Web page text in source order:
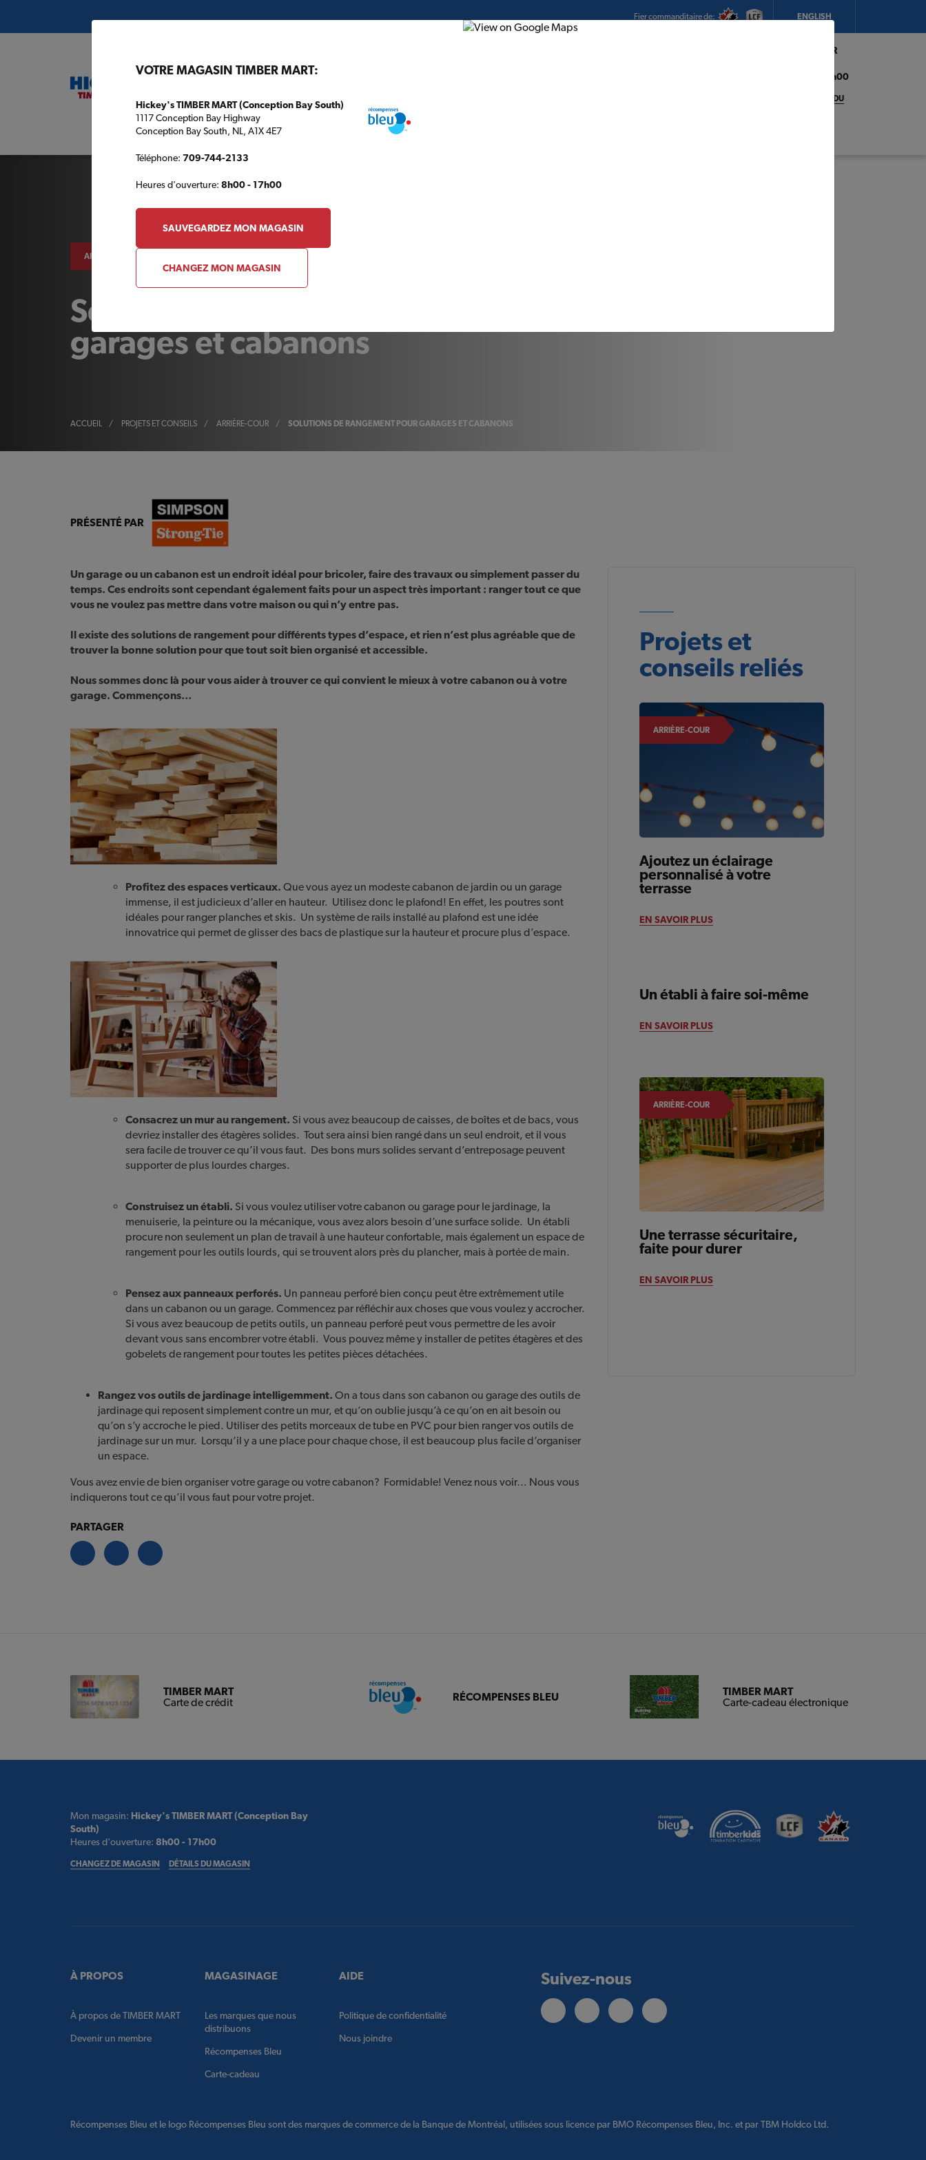
Fier commanditaire de: ENGLISH
Hickey's TIMBER
8h00 - 17h00
DÉTAILS DU
Plans de construction
ARRIÈRE-COUR
Solutions de rangement pour
garages et cabanons
ACCUEIL / PROJETS ET CONSEILS / ARRIÈRE-COUR / SOLUTIONS DE RANGEMENT POUR GARAGES ET CABANONS
PRÉSENTÉ PAR
Un garage ou un cabanon est un endroit idéal pour bricoler, faire des travaux ou simplement passer du
temps. Ces endroits sont cependant également faits pour un aspect très important : ranger tout ce que
vous ne voulez pas mettre dans votre maison ou qui n’y entre pas.
Il existe des solutions de rangement pour différents types d’espace, et rien n’est plus agréable que de
trouver la bonne solution pour que tout soit bien organisé et accessible.
Nous sommes donc là pour vous aider à trouver ce qui convient le mieux à votre cabanon ou à votre
garage. Commençons…
Profitez des espaces verticaux. Que vous ayez un modeste cabanon de jardin ou un garage
immense, il est judicieux d’aller en hauteur. Utilisez donc le plafond! En effet, les poutres sont
idéales pour ranger planches et skis. Un système de rails installé au plafond est une idée
innovatrice qui permet de glisser des bacs de plastique sur la hauteur et procure plus d’espace.
Consacrez un mur au rangement. Si vous avez beaucoup de caisses, de boîtes et de bacs, vous
devriez installer des étagères solides. Tout sera ainsi bien rangé dans un seul endroit, et il vous
sera facile de trouver ce qu’il vous faut. Des bons murs solides servant d’entreposage peuvent
supporter de plus lourdes charges.
Construisez un établi. Si vous voulez utiliser votre cabanon ou garage pour le jardinage, la
menuiserie, la peinture ou la mécanique, vous avez alors besoin d’une surface solide. Un établi
procure non seulement un plan de travail à une hauteur confortable, mais également un espace de
rangement pour les outils lourds, qui se trouvent alors près du plancher, mais à portée de main.
Pensez aux panneaux perforés. Un panneau perforé bien conçu peut être extrêmement utile
dans un cabanon ou un garage. Commencez par réfléchir aux choses que vous voulez y accrocher.
Si vous avez beaucoup de petits outils, un panneau perforé peut vous permettre de les avoir
devant vous sans encombrer votre établi. Vous pouvez même y installer de petites étagères et des
gobelets de rangement pour toutes les petites pièces détachées.
Rangez vos outils de jardinage intelligemment. On a tous dans son cabanon ou garage des outils de
jardinage qui reposent simplement contre un mur, et qu’on oublie jusqu’à ce qu’on en ait besoin ou
qu’on s’y accroche le pied. Utiliser des petits morceaux de tube en PVC pour bien ranger vos outils de
jardinage sur un mur. Lorsqu’il y a une place pour chaque chose, il est beaucoup plus facile d’organiser
un espace.
Vous avez envie de bien organiser votre garage ou votre cabanon? Formidable! Venez nous voir… Nous vous
indiquerons tout ce qu’il vous faut pour votre projet.
PARTAGER
Projets et
conseils reliés
ARRIÈRE-COUR
Ajoutez un éclairage
personnalisé à votre
terrasse
EN SAVOIR PLUS
ARRIÈRE-COUR
Un établi à faire soi-même
EN SAVOIR PLUS
ARRIÈRE-COUR
Une terrasse sécuritaire,
faite pour durer
EN SAVOIR PLUS
VOTRE MAGASIN TIMBER MART:
Hickey's TIMBER MART (Conception Bay South)
1117 Conception Bay Highway
Conception Bay South, NL, A1X 4E7
Téléphone: 709-744-2133
Heures d'ouverture: 8h00 - 17h00
SAUVEGARDEZ MON MAGASIN
CHANGEZ MON MAGASIN
TIMBER MART
Carte de crédit
RÉCOMPENSES BLEU
TIMBER MART
Carte-cadeau électronique
Mon magasin: Hickey's TIMBER MART (Conception Bay
South)
Heures d'ouverture: 8h00 - 17h00
CHANGEZ DE MAGASIN DÉTAILS DU MAGASIN
À PROPOS
À propos de TIMBER MART
Devenir un membre
MAGASINAGE
Les marques que nous
distribuons
Récompenses Bleu
Carte-cadeau
AIDE
Politique de confidentialité
Nous joindre
Suivez-nous
Récompenses Bleu et le logo Récompenses Bleu sont des marques de commerce de la Banque de Montréal, utilisées sous licence par BMO Récompenses Bleu, Inc. et par TBM Holdco Ltd.